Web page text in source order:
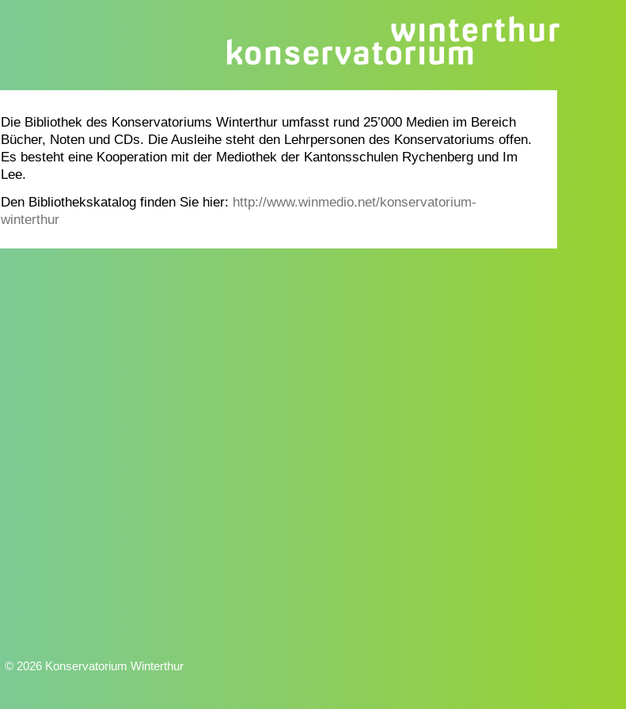
Die Bibliothek des Konservatoriums Winterthur umfasst rund 25’000 Medien im Bereich
Bücher, Noten und CDs. Die Ausleihe steht den Lehrpersonen des Konservatoriums offen.
Es besteht eine Kooperation mit der Mediothek der Kantonsschulen Rychenberg und Im
Lee.
Den Bibliothekskatalog finden Sie hier: http://www.winmedio.net/konservatorium-
winterthur
© 2026 Konservatorium Winterthur